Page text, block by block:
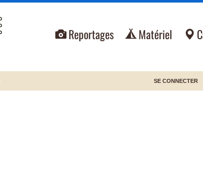
Reportages Matériel
SE CONNECTER